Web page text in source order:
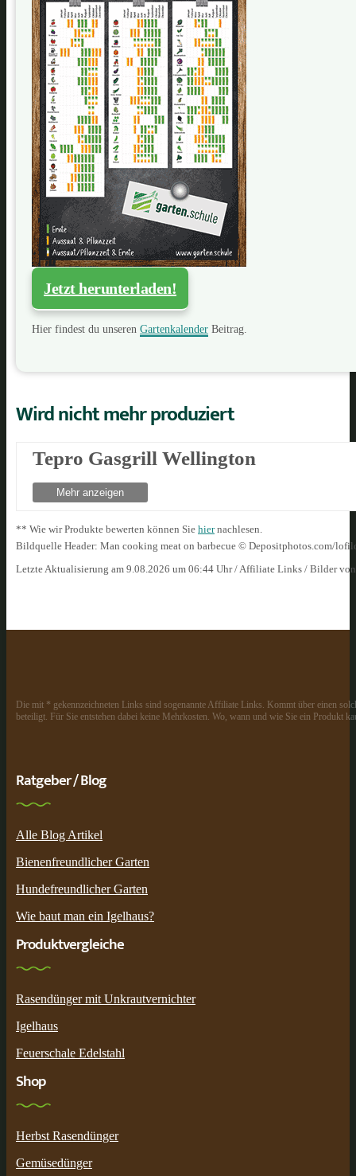
Jetzt herunterladen!
Hier findest du unseren Gartenkalender Beitrag.
Wird nicht mehr produziert
Tepro Gasgrill Wellington
Mehr anzeigen
** Wie wir Produkte bewerten können Sie hiernachlesen.
Bildquelle Header: Man cooking meat on barbecue © Depositphotos.com/
Letzte Aktualisierung am 9.08.2026 um 06:44 Uhr / Affiliate Links / Bilder
Die mit * gekennzeichneten Links sind sogenannte Affiliate Links. Kommt über einen
beteiligt. Für Sie entstehen dabei keine Mehrkosten. Wo, wann und wie Sie ein Produkt
Ratgeber / Blog
Alle Blog Artikel
Bienenfreundlicher Garten
Hundefreundlicher Garten
Wie baut man ein Igelhaus?
Produktvergleiche
Rasendünger mit Unkrautvernichter
Igelhaus
Feuerschale Edelstahl
Shop
Herbst Rasendünger
Gemüsedünger